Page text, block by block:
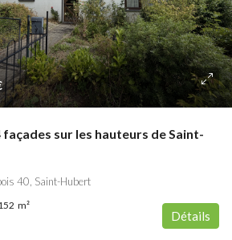
façades sur les hauteurs de Saint-
40, Saint-Hubert
m²
Détails